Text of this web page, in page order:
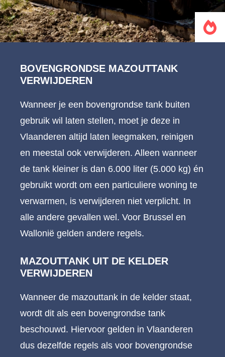
BOVENGRONDSE MAZOUTTANK
VERWIJDEREN
Wanneer je een bovengrondse tank buiten
gebruik wil laten stellen, moet je deze in
Vlaanderen altijd laten leegmaken, reinigen
en meestal ook verwijderen. Alleen wanneer
de tank kleiner is dan 6.000 liter (5.000 kg) én
gebruikt wordt om een particuliere woning te
verwarmen, is verwijderen niet verplicht. In
alle andere gevallen wel. Voor Brussel en
Wallonië gelden andere regels.
MAZOUTTANK UIT DE KELDER
VERWIJDEREN
Wanneer de mazouttank in de kelder staat,
wordt dit als een bovengrondse tank
beschouwd. Hiervoor gelden in Vlaanderen
dus dezelfde regels als voor bovengrondse